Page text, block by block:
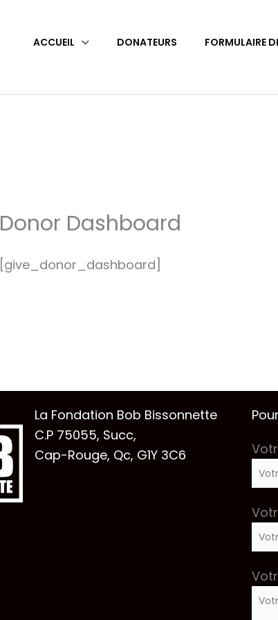
ACCUEIL DONATEURS FORMULAIRE
Donor Dashboard
[give_donor_dashboard]
La Fondation Bob Bissonnette
C.P 75055, Succ,
Cap-Rouge, Qc, G1Y 3C6